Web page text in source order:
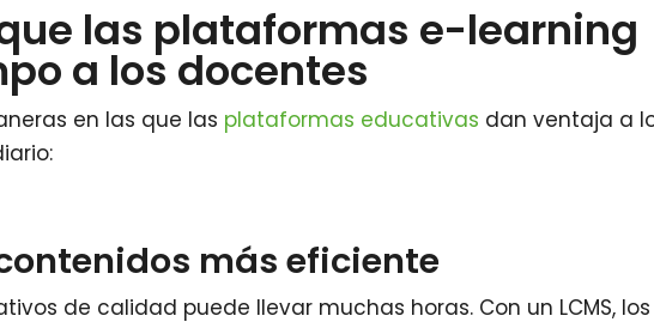
las plataformas e-learning
a los docentes
en las que las plataformas educativas dan ventaja a
más eficiente
de calidad puede llevar muchas horas. Con un LCMS, los